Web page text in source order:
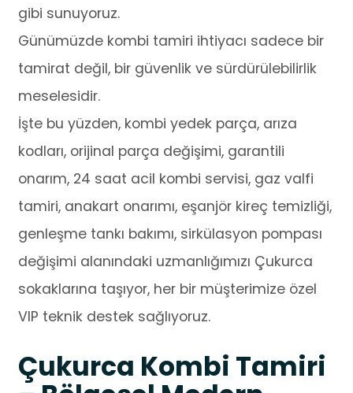
gibi sunuyoruz.
Günümüzde kombi tamiri ihtiyacı sadece bir
tamirat değil, bir güvenlik ve sürdürülebilirlik
meselesidir.
İşte bu yüzden, kombi yedek parça, arıza
kodları, orijinal parça değişimi, garantili
onarım, 24 saat acil kombi servisi, gaz valfi
tamiri, anakart onarımı, eşanjör kireç temizliği,
genleşme tankı bakımı, sirkülasyon pompası
değişimi alanındaki uzmanlığımızı Çukurca
sokaklarına taşıyor, her bir müşterimize özel
VIP teknik destek sağlıyoruz.
Çukurca Kombi Tamiri